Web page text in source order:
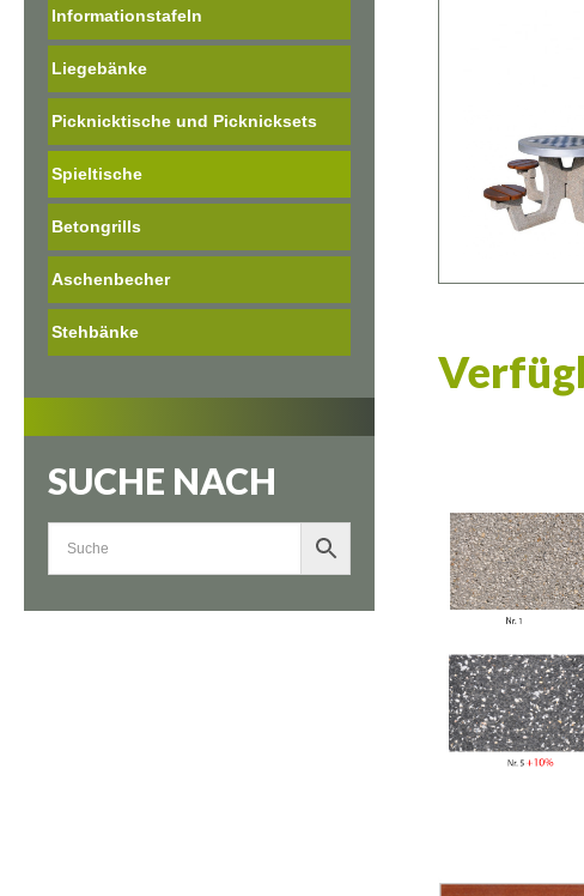
Informationstafeln
Liegebänke
Picknicktische und Picknicksets
Spieltische
Betongrills
Aschenbecher
Stehbänke
SUCHE NACH